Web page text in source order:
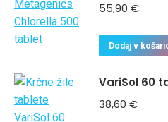
55,90 €
Dodaj v
VariSol 60
38,60 €